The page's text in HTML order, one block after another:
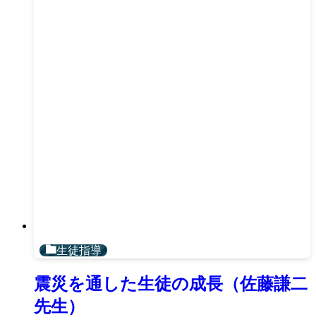
生徒指導
震災を通した生徒の成長（佐藤謙二
先生）